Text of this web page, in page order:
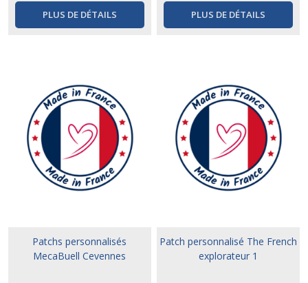
PLUS DE DÉTAILS PLUS DE DÉTAILS
Patchs personnalisés
MecaBuell Cevennes
Patch personnalisé The French
explorateur 1